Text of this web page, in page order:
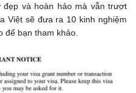
và hoàn hảo mà vẫn trượt
Việt sẽ đưa ra 10 kinh nghiệm
để bạn tham khảo.